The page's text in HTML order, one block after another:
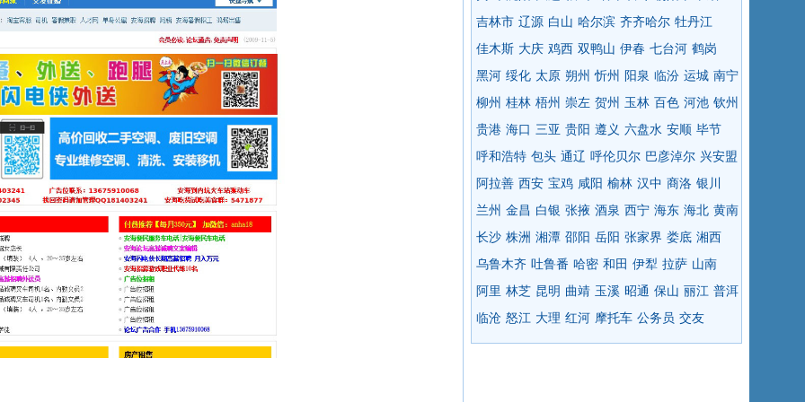
吉林市 辽源 白山 哈尔滨 齐齐哈尔 牡丹江
佳木斯 大庆 鸡西 双鸭山 伊春 七台河 鹤岗
黑河 绥化 太原 朔州 忻州 阳泉 临汾 运城 南宁
柳州 桂林 梧州 崇左 贺州 玉林 百色 河池 钦州
贵港 海口 三亚 贵阳 遵义 六盘水 安顺 毕节
呼和浩特 包头 通辽 呼伦贝尔 巴彦淖尔 兴安盟
阿拉善 西安 宝鸡 咸阳 榆林 汉中 商洛 银川
兰州 金昌 白银 张掖 酒泉 西宁 海东 海北 黄南
长沙 株洲 湘潭 邵阳 岳阳 张家界 娄底 湘西
乌鲁木齐 吐鲁番 哈密 和田 伊犁 拉萨 山南
阿里 林芝 昆明 曲靖 玉溪 昭通 保山 丽江 普洱
临沧 怒江 大理 红河 摩托车 公务员 交友